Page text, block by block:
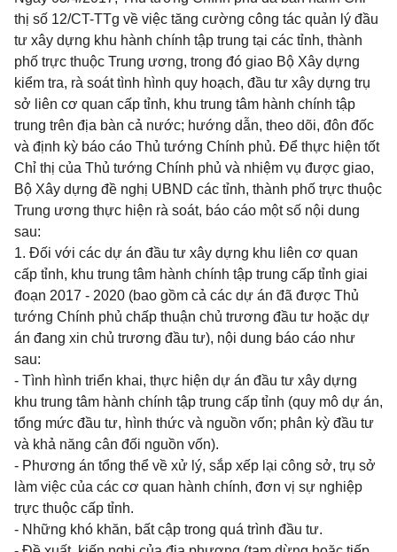
thị số 12/CT-TTg về việc tăng cường công tác quản lý đầu
tư xây dựng khu hành chính tập trung tại các tỉnh, thành
phố trực thuộc Trung ương, trong đó giao Bộ Xây dựng
kiểm tra, rà soát tình hình quy hoạch, đầu tư xây dựng trụ
sở liên cơ quan cấp tỉnh, khu trung tâm hành chính tập
trung trên địa bàn cả nước; hướng dẫn, theo dõi, đôn đốc
và định kỳ báo cáo Thủ tướng Chính phủ. Để thực hiện tốt
Chỉ thị của Thủ tướng Chính phủ và nhiệm vụ được giao,
Bộ Xây dựng đề nghị UBND các tỉnh, thành phố trực thuộc
Trung ương thực hiện rà soát, báo cáo một số nội dung
sau:
1. Đối với các dự án đầu tư xây dựng khu liên cơ quan
cấp tỉnh, khu trung tâm hành chính tập trung cấp tỉnh giai
đoạn 2017 - 2020 (bao gồm cả các dự án đã được Thủ
tướng Chính phủ chấp thuận chủ trương đầu tư hoặc dự
án đang xin chủ trương đầu tư), nội dung báo cáo như
sau:
- Tình hình triển khai, thực hiện dự án đầu tư xây dựng
khu trung tâm hành chính tập trung cấp tỉnh (quy mô dự án,
tổng mức đầu tư, hình thức và nguồn vốn; phân kỳ đầu tư
và khả năng cân đối nguồn vốn).
- Phương án tổng thể về xử lý, sắp xếp lại công sở, trụ sở
làm việc của các cơ quan hành chính, đơn vị sự nghiệp
trực thuộc cấp tỉnh.
- Những khó khăn, bất cập trong quá trình đầu tư.